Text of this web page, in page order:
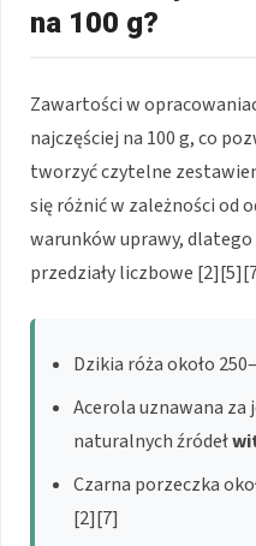
na 100 g?
Zawartości w
najczęściej na 100 g, co
tworzyć czytelne
się różnić w zależności od
warunków uprawy,
przedziały liczbowe
Dzikia róża około
Acerola uznawana za
naturalnych źródeł
Czarna porzeczka
[2][7]